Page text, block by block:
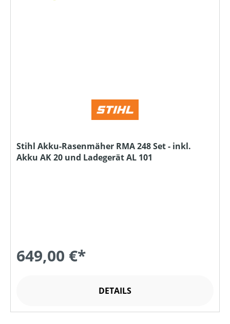
Stihl Akku-Rasenmäher RMA 248 Set - inkl.
Akku AK 20 und Ladegerät AL 101
649,00 €*
DETAILS